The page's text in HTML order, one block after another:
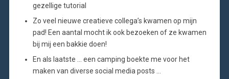
gezellige tutorial
Zo veel nieuwe creatieve collega’s kwamen op mijn
pad! Een aantal mocht ik ook bezoeken of ze kwamen
bij mij een bakkie doen!
En als laatste … een camping boekte me voor het
maken van diverse social media posts …